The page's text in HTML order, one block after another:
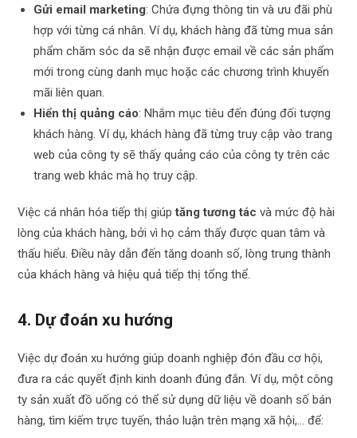
Gửi email marketing: Chứa đựng thông tin và ưu đãi phù
hợp với từng cá nhân. Ví dụ, khách hàng đã từng mua sản
phẩm chăm sóc da sẽ nhận được email về các sản phẩm
mới trong cùng danh mục hoặc các chương trình khuyến
mãi liên quan.
Hiển thị quảng cáo: Nhắm mục tiêu đến đúng đối tượng
khách hàng. Ví dụ, khách hàng đã từng truy cập vào trang
web của công ty sẽ thấy quảng cáo của công ty trên các
trang web khác mà họ truy cập.
Việc cá nhân hóa tiếp thị giúptăng tương tác và mức độ hài
lòng của khách hàng, bởi vì họ cảm thấy được quan tâm và
thấu hiểu. Điều này dẫn đến tăng doanh số, lòng trung thành
của khách hàng và hiệu quả tiếp thị tổng thể.
4. Dự đoán xu hướng
Việc dự đoán xu hướng giúp doanh nghiệp đón đầu cơ hội,
đưa ra các quyết định kinh doanh đúng đắn. Ví dụ, một công
ty sản xuất đồ uống có thể sử dụng dữ liệu về doanh số bán
hàng, tìm kiếm trực tuyến, thảo luận trên mạng xã hội,… để: